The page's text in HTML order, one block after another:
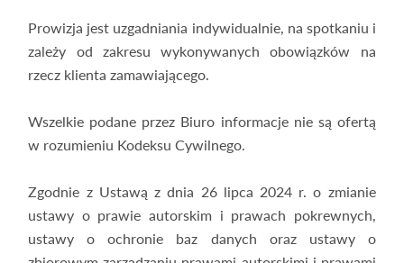
Prowizja jest uzgadniania indywidualnie, na spotkaniu i
zależy od zakresu wykonywanych obowiązków na
rzecz klienta zamawiającego.
Wszelkie podane przez Biuro informacje nie są ofertą
w rozumieniu Kodeksu Cywilnego.
Zgodnie z Ustawą z dnia 26 lipca 2024 r. o zmianie
ustawy o prawie autorskim i prawach pokrewnych,
ustawy o ochronie baz danych oraz ustawy o